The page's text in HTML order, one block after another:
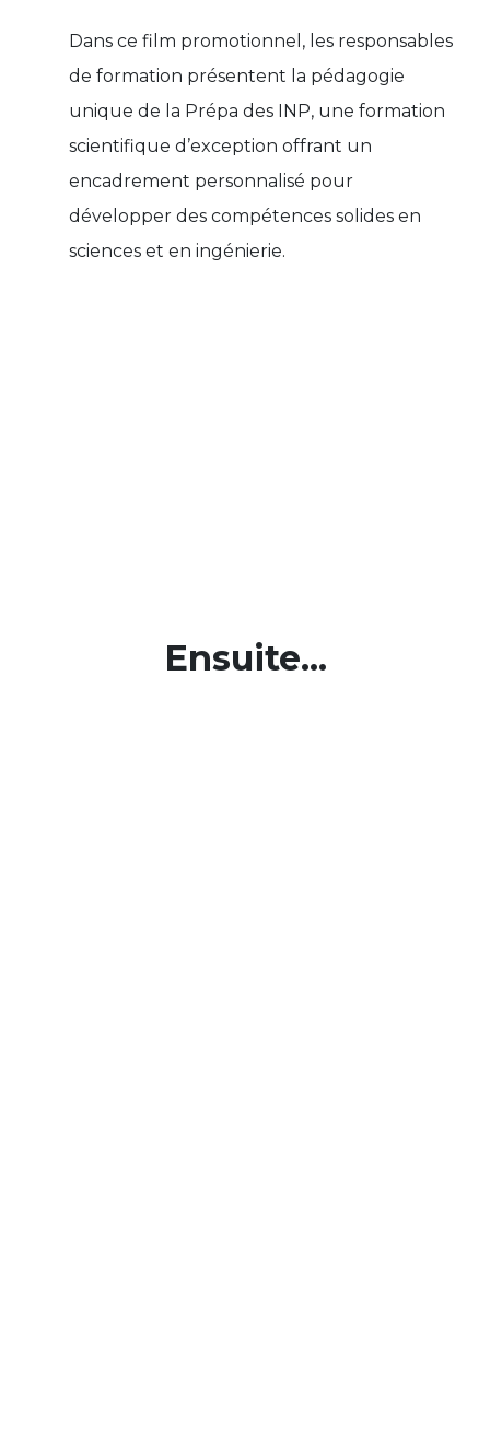
Dans ce film promotionnel, les responsables
de formation présentent la pédagogie
unique de la Prépa des INP, une formation
scientifique d’exception offrant un
encadrement personnalisé pour
développer des compétences solides en
sciences et en ingénierie.
Ensuite...